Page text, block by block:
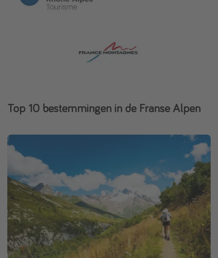
Top 10 bestemmingen in de Franse Alpen